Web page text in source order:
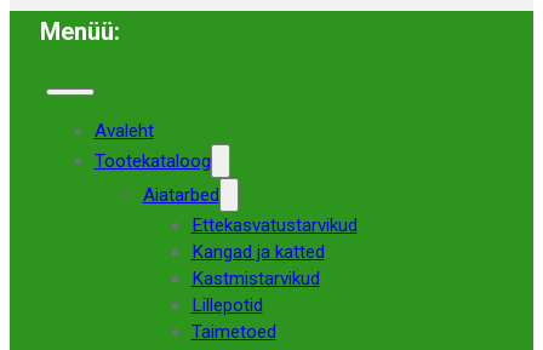
Menüü:
Avaleht
Tootekataloog
Aiatarbed
Ettekasvatustarvikud
Kangad ja katted
Kastmistarvikud
Lillepotid
Taimetoed